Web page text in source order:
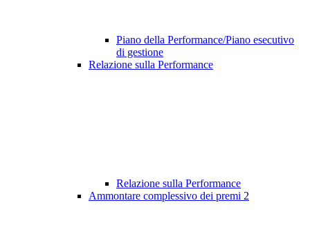
Piano della Performance/Piano esecutivo
di gestione
Relazione sulla Performance
Relazione sulla Performance
Ammontare complessivo dei premi 2